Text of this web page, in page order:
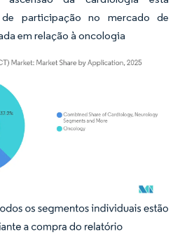
participação no mercado de
em relação à oncologia
reuso requer atribuição conforme CC BY 4.0.